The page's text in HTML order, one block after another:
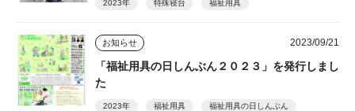
2023年 特殊寝台 福祉用具
お知らせ 2023/09/21
「福祉用具の日しんぶん２０２３」を発行しまし
た
2023年 福祉用具 福祉用具の日しんぶん